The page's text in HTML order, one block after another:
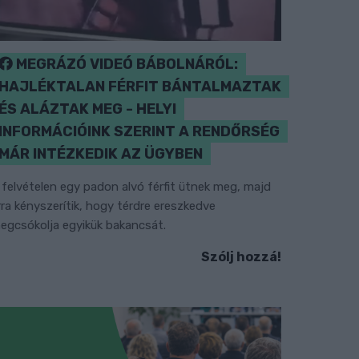
MEGRÁZÓ VIDEÓ BÁBOLNÁRÓL:
HAJLÉKTALAN FÉRFIT BÁNTALMAZTAK
ÉS ALÁZTAK MEG - HELYI
INFORMÁCIÓINK SZERINT A RENDŐRSÉG
MÁR INTÉZKEDIK AZ ÜGYBEN
egy padon alvó férfit ütnek meg, majd
kényszerítik, hogy térdre ereszkedve
egyikük bakancsát.
Szólj hozzá!